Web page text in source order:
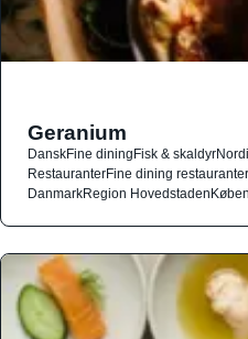
Geranium
DanskFine diningFisk & skaldyr
RestauranterFine dining restauranter
DanmarkRegion Hovedstaden